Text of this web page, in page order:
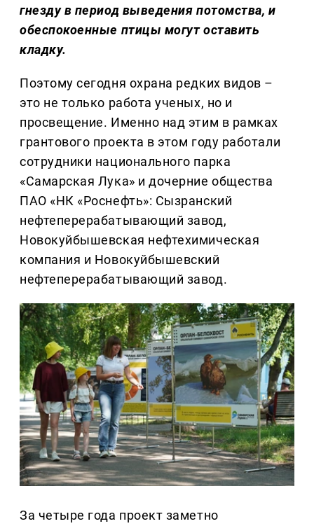
гнезду в период выведения потомства, и
обеспокоенные птицы могут оставить
кладку.
Поэтому сегодня охрана редких видов –
это не только работа ученых, но и
просвещение. Именно над этим в рамках
грантового проекта в этом году работали
сотрудники национального парка
«Самарская Лука» и дочерние общества
ПАО «НК «Роснефть»: Сызранский
нефтеперерабатывающий завод,
Новокуйбышевская нефтехимическая
компания и Новокуйбышевский
нефтеперерабатывающий завод.
За четыре года проект заметно